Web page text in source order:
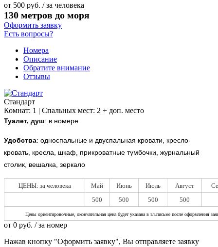
от 500 руб. / за человека
130 метров до моря
Оформить заявку
Есть вопросы?
Номера
Описание
Обратите внимание
Отзывы
Стандарт
Комнат: 1 | Спальных мест: 2 + доп. место
Туалет, душ: в номере
Удобства: односпальные и двуспальная кровати, кресло-
кровать, кресла, шкаф, прикроватные тумбочки, журнальный
столик, вешалка, зеркало
ЦЕНЫ: за человека Май Июнь Июль Август
500
500 500 500
Цены ориентировочные, окончательная цена будет указана в эл.письме после оформления
от 0 руб. / за номер
Нажав кнопку "Оформить заявку", Вы отправляете заявку